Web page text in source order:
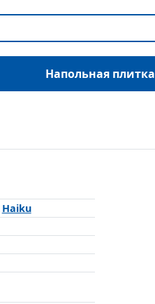
Напольная плитка
Haiku